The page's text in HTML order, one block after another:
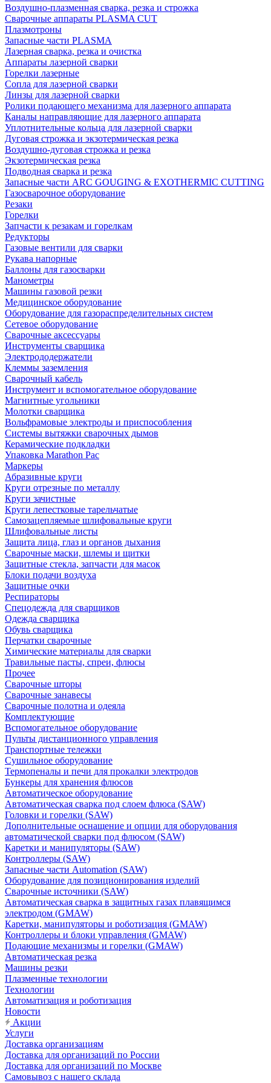
Воздушно-плазменная сварка, резка и строжка
Сварочные аппараты PLASMA CUT
Плазмотроны
Запасные части PLASMA
Лазерная сварка, резка и очистка
Аппараты лазерной сварки
Горелки лазерные
Сопла для лазерной сварки
Линзы для лазерной сварки
Ролики подающего механизма для лазерного аппарата
Каналы направляющие для лазерного аппарата
Уплотнительные кольца для лазерной сварки
Дуговая строжка и экзотермическая резка
Воздушно-дуговая строжка и резка
Экзотермическая резка
Подводная сварка и резка
Запасные части ARC GOUGING & EXOTHERMIC CUTTING
Газосварочное оборудование
Резаки
Горелки
Запчасти к резакам и горелкам
Редукторы
Газовые вентили для сварки
Рукава напорные
Баллоны для газосварки
Манометры
Машины газовой резки
Медицинское оборудование
Оборудование для газораспределительных систем
Сетевое оборудование
Сварочные аксессуары
Инструменты сварщика
Электрододержатели
Клеммы заземления
Сварочный кабель
Инструмент и вспомогательное оборудование
Магнитные угольники
Молотки сварщика
Вольфрамовые электроды и приспособления
Системы вытяжки сварочных дымов
Керамические подкладки
Упаковка Marathon Pac
Маркеры
Абразивные круги
Круги отрезные по металлу
Круги зачистные
Круги лепестковые тарельчатые
Самозацепляемые шлифовальные круги
Шлифовальные листы
Защита лица, глаз и органов дыхания
Сварочные маски, шлемы и щитки
Защитные стекла, запчасти для масок
Блоки подачи воздуха
Защитные очки
Респираторы
Спецодежда для сварщиков
Одежда сварщика
Обувь сварщика
Перчатки сварочные
Химические материалы для сварки
Травильные пасты, спреи, флюсы
Прочее
Сварочные шторы
Сварочные занавесы
Сварочные полотна и одеяла
Комплектующие
Вспомогательное оборудование
Пульты дистанционного управления
Транспортные тележки
Сушильное оборудование
Термопеналы и печи для прокалки электродов
Бункеры для хранения флюсов
Автоматическое оборудование
Автоматическая сварка под слоем флюса (SAW)
Головки и горелки (SAW)
Дополнительные оснащение и опции для оборудования
автоматической сварки под флюсом (SAW)
Каретки и манипуляторы (SAW)
Контроллеры (SAW)
Запасные части Automation (SAW)
Оборудование для позиционирования изделий
Сварочные источники (SAW)
Автоматическая сварка в защитных газах плавящимся
электродом (GMAW)
Каретки, манипуляторы и роботизация (GMAW)
Контроллеры и блоки управления (GMAW)
Подающие механизмы и горелки (GMAW)
Автоматическая резка
Машины резки
Плазменные технологии
Технологии
Автоматизация и роботизация
Новости
Акции
Услуги
Доставка организациям
Доставка для организаций по России
Доставка для организаций по Москве
Самовывоз с нашего склада